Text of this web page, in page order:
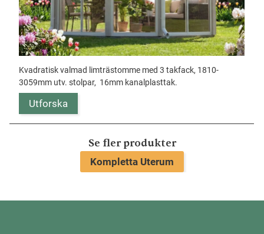
Kvadratisk valmad limträstomme med 3 takfack, 1810-
3059mm utv. stolpar, 16mm kanalplasttak.
Utforska
Se fler produkter
Kompletta Uterum